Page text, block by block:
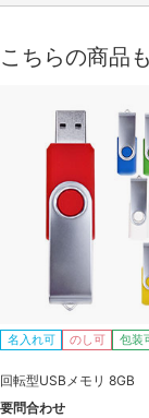
こちらの商品
名入れ可 のし可 包装
回転型USBメモリ 8GB
要問合わせ